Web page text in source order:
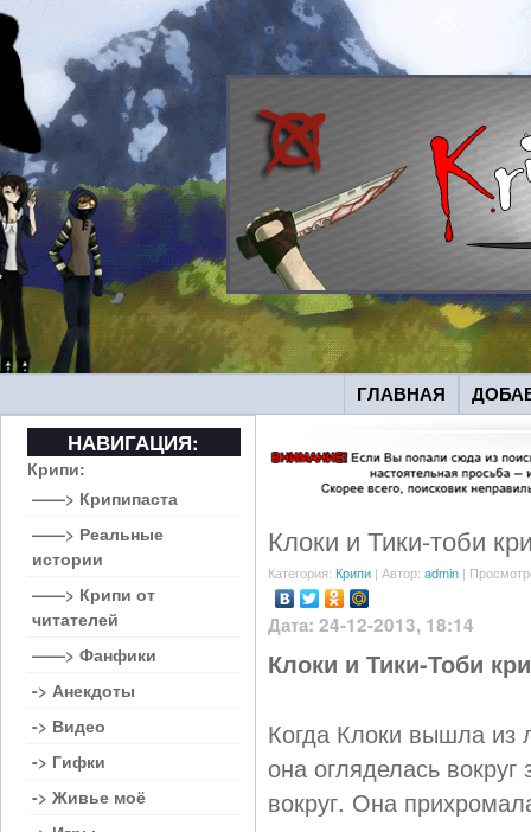
ГЛАВНАЯ
Клоки и Тики-тоби
Категория: Крипи | Автор: admin |
Дата: 24-12-2013, 18:14
Клоки и Тики-Тоби
Когда Клоки вышла из
она огляделась
вокруг. Она
НАВИГАЦИЯ:
Крипи:
——> Крипипаста
——> Реальные
истории
——> Крипи от
читателей
——> Фанфики
-> Анекдоты
-> Видео
-> Гифки
-> Живье моё